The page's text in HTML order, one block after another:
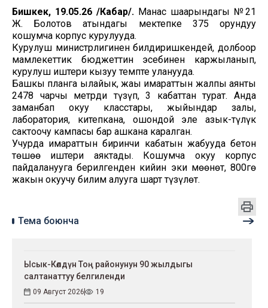
Бишкек, 19.05.26 /Кабар/. Манас шаарындагы №21
Ж. Болотов атындагы мектепке 375 орундуу
кошумча корпус курулууда.
Курулуш министрлигинен билдиришкендей, долбоор
мамлекеттик бюджеттин эсебинен каржыланып,
курулуш иштери кызуу темпте уланууда.
Башкы планга ылайык, жаңы имараттын жалпы аянты
2478 чарчы метрди түзүп, 3 кабаттан турат. Анда
заманбап окуу класстары, жыйындар залы,
лаборатория, китепкана, ошондой эле азык-түлүк
сактоочу кампасы бар ашкана каралган.
Учурда имараттын биринчи кабатын жабууда бетон
төшөө иштери аяктады. Кошумча окуу корпус
пайдаланууга берилгенден кийин эки мөөнөт, 800гө
жакын окуучу билим алууга шарт түзүлөт.
Тема боюнча
Ысык-Көлдүн Тоң районунун 90 жылдыгы
салтанаттуу белгиленди
09 Август 2026 19